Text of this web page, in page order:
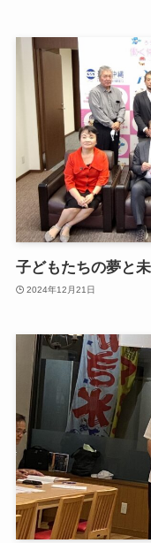
子どもたちの夢と
2024年12月21日